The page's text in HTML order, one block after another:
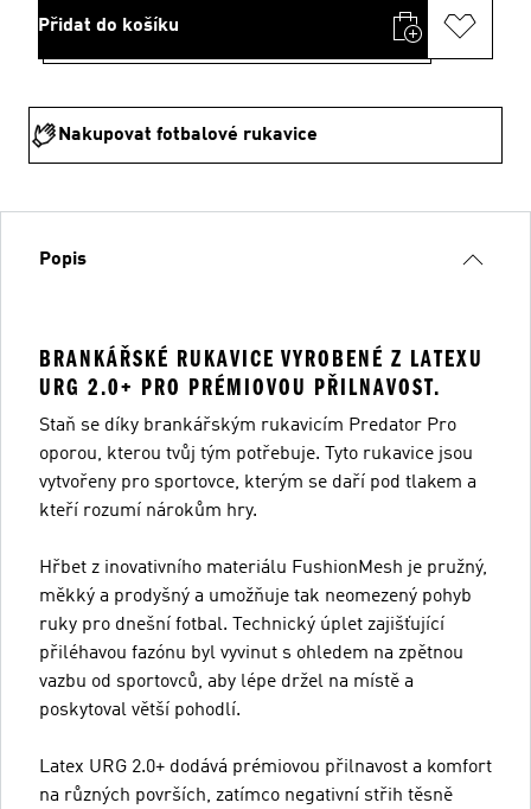
Přidat do košíku
Nakupovat fotbalové rukavice
Popis
BRANKÁŘSKÉ RUKAVICE VYROBENÉ Z LATEXU
URG 2.0+ PRO PRÉMIOVOU PŘILNAVOST.
Staň se díky brankářským rukavicím Predator Pro
oporou, kterou tvůj tým potřebuje. Tyto rukavice jsou
vytvořeny pro sportovce, kterým se daří pod tlakem a
kteří rozumí nárokům hry.
Hřbet z inovativního materiálu FushionMesh je pružný,
měkký a prodyšný a umožňuje tak neomezený pohyb
ruky pro dnešní fotbal. Technický úplet zajišťující
přiléhavou fazónu byl vyvinut s ohledem na zpětnou
vazbu od sportovců, aby lépe držel na místě a
poskytoval větší pohodlí.
Latex URG 2.0+ dodává prémiovou přilnavost a komfort
na různých površích, zatímco negativní střih těsně